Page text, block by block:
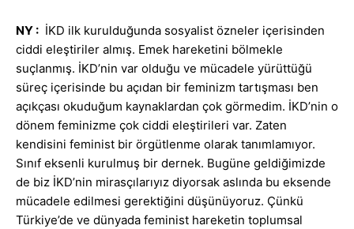
NY : İKD ilk kurulduğunda sosyalist özneler içerisinden
ciddi eleştiriler almış. Emek hareketini bölmekle
suçlanmış. İKD’nin var olduğu ve mücadele yürüttüğü
süreç içerisinde bu açıdan bir feminizm tartışması ben
açıkçası okuduğum kaynaklardan çok görmedim. İKD’nin o
dönem feminizme çok ciddi eleştirileri var. Zaten
kendisini feminist bir örgütlenme olarak tanımlamıyor.
Sınıf eksenli kurulmuş bir dernek. Bugüne geldiğimizde
de biz İKD’nin mirasçılarıyız diyorsak aslında bu eksende
mücadele edilmesi gerektiğini düşünüyoruz. Çünkü
Türkiye’de ve dünyada feminist hareketin toplumsal